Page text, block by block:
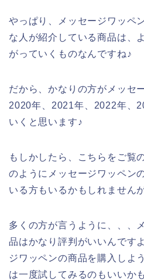
やっぱり、メッセージワッペ
な人が紹介している商品は、
がっていくものなんですね♪
だから、かなりの方がメッセ
2020年、2021年、2022年、
いくと思います♪
もしかしたら、こちらをご覧
のようにメッセージワッペン
いる方もいるかもしれません
多くの方が言うように、、、
品はかなり評判がいいんです
ジワッペンの商品を購入しよ
は一度試してみるのもいいか